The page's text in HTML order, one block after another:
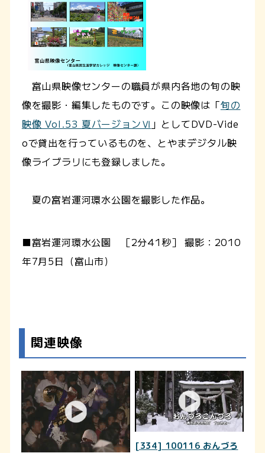
富山県映像センターの職員が県内各地の旬の映
像を撮影・編集したものです。この映像は「旬の
映像 Vol.53 夏バージョンⅥ 」としてDVD-Vide
oで貸出を行っているものを、とやまデジタル映
像ライブラリにも登録しました。
夏の富岩運河環水公園を撮影した作品。
■富岩運河環水公園 ［2分41秒］ 撮影：2010
年7月5日（富山市）
関連映像
[334] 100116 おんづろ